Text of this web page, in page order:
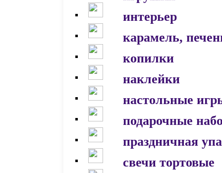
интерьер
карамель,
копилки
наклейки
настольные
подарочные
праздничная
свечи тортовые